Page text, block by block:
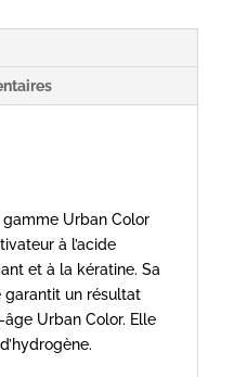
gamme Urban Color
à l’acide
et à la kératine. Sa
garantit un résultat
Urban Color. Elle